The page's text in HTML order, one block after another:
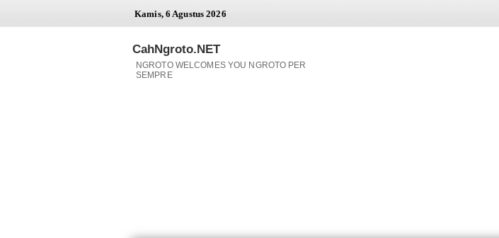
Kamis, 6 Agustus 2026
CahNgroto.NET
NGROTO WELCOMES YOU NGROTO PER
SEMPRE